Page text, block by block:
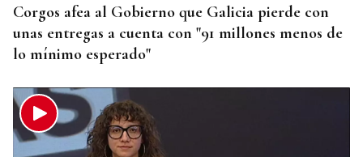
Corgos afea al Gobierno que Galicia pierde con
unas entregas a cuenta con "91 millones menos de
lo mínimo esperado"